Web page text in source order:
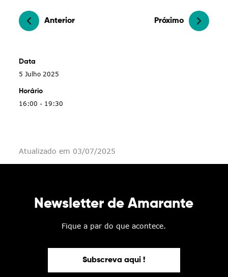
Anterior Próximo
Data
5 Julho 2025
Horário
16:00 - 19:30
Atualizado em 03/07/2025
Newsletter de Amarante
Fique a par do que acontece.
Subscreva aqui !